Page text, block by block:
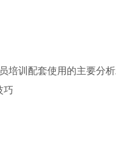
培训配套使用的主要分
巧